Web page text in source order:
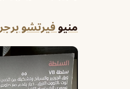
منيو فيرتشو برجر